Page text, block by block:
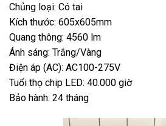
Chủng loại: Có tai
Kích thước: 605x605mm
Quang thông: 4560 lm
Ánh sáng: Trắng/Vàng
Điện áp (AC): AC100-275V
Tuổi thọ chip LED: 40.000 giờ
Bảo hành: 24 tháng